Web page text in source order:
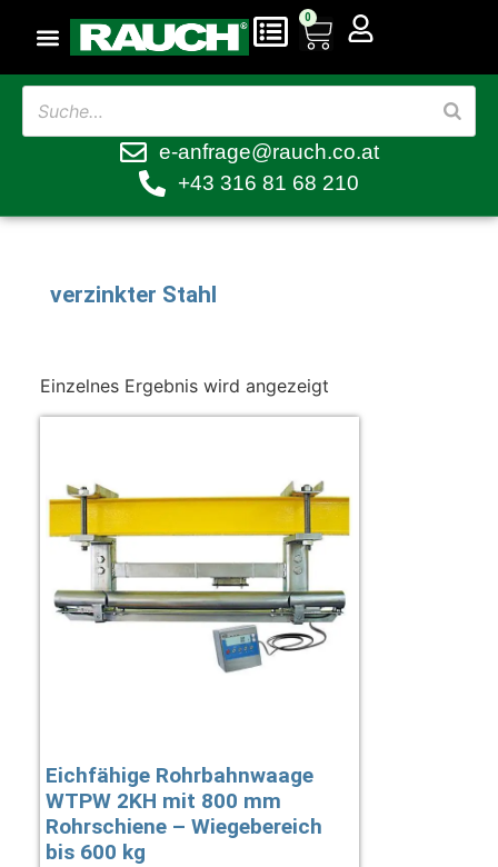
0
e-anfrage@rauch.co.at
+43 316 81 68 210
verzinkter Stahl
Einzelnes Ergebnis wird angezeigt
Eichfähige Rohrbahnwaage
WTPW 2KH mit 800 mm
Rohrschiene – Wiegebereich
bis 600 kg